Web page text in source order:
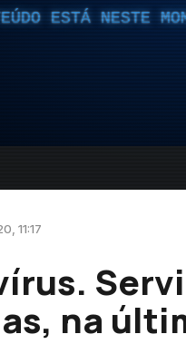
ESTÁ NESTE
11:17
na